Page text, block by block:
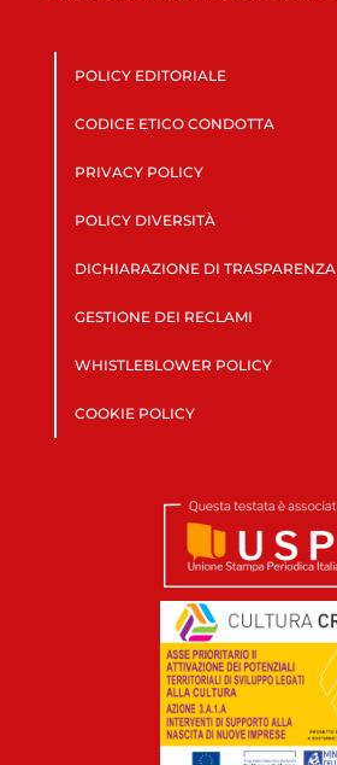
POLICY EDITORIALE
CODICE ETICO CONDOTTA
PRIVACY POLICY
POLICY DIVERSITÀ
DICHIARAZIONE DI TRASPARENZA
GESTIONE DEI RECLAMI
WHISTLEBLOWER POLICY
COOKIE POLICY